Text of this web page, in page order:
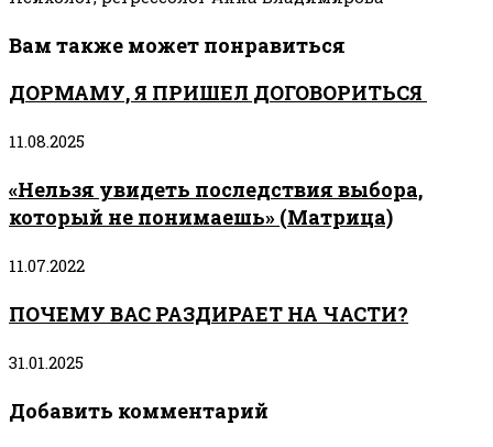
Вам также может понравиться
ДОРМАМУ, Я ПРИШЕЛ ДОГОВОРИТЬСЯ
11.08.2025
«Нельзя увидеть последствия выбора,
который не понимаешь» (Матрица)
11.07.2022
ПОЧЕМУ ВАС РАЗДИРАЕТ НА ЧАСТИ?
31.01.2025
Добавить комментарий